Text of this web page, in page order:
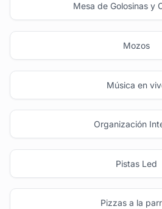
Mesa de Golosinas y
Mozos
Música en
Organización
Pistas Led
Pizzas a la